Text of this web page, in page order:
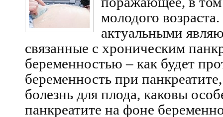
молодого
актуальными
связанные с хроническим
беременностью – как будет
беременность при
болезнь для плода, каковы
панкреатите на фоне